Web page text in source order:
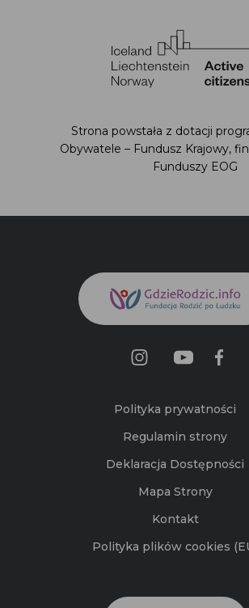
Strona powstała z dotacji
Obywatele – Fundusz Krajowy,
Funduszy EOG
Polityka prywatności
Regulamin strony
Deklaracja Dostępności
Mapa Strony
Kontakt
Polityka plików cookies